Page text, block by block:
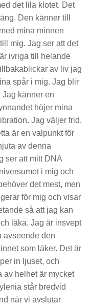
det lila klotet. Det
Den känner till
mina minnen
mig. Jag ser att det
ivriga till helande
av liv jag
spår i mig. Jag blir
känner en
höjer mina
Jag väljer frid.
är en valpunkt för
av denna
ser att mitt DNA
i mig och
det mest, men
för mig och visar
så att jag kan
läka. Jag är insvept
avseende den
som läker. Det är
in ljuset, och
av helhet är mycket
står bredvid
när vi avslutar